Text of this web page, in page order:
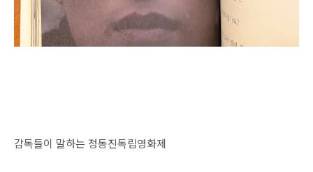
감독들이 말하는 정동진독립영화제